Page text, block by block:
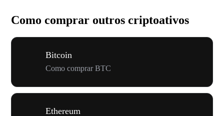
Como comprar outros criptoativos
Bitcoin
Como comprar BTC
Ethereum